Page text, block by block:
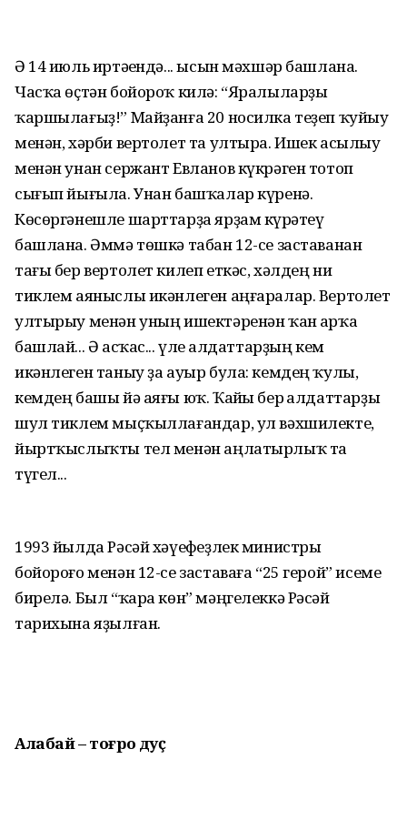
Ә 14 июль иртәһендә... ысын мәхшәр башлана.
Часҡа өҫтән бойороҡ килә: “Яралыларҙы
ҡаршылағыҙ!” Майҙанға 20 носилка теҙеп ҡуйыу
менән, хәрби вертолет та ултыра. Ишек асылыу
менән унан сержант Евланов күкрәген тотоп
сығып йығыла. Унан башҡалар күренә.
Көсөргәнешле шарттарҙа ярҙам күрһәтеү
башлана. Әммә төшкә табан 12-се заставанан
тағы бер вертолет килеп еткәс, хәлдең ни
тиклем аяныслы икәнлеген аңғаралар. Вертолет
ултырыу менән уның ишектәренән ҡан һарҡа
башлай... Ә асҡас... үле һалдаттарҙың кем
икәнлеген таныу ҙа ауыр була: кемдең ҡулы,
кемдең башы йә аяғы юҡ. Ҡайһы бер һалдаттарҙы
шул тиклем мыҫҡыллағандар, ул вәхшилекте,
йыртҡыслыҡты тел менән аңлатырлыҡ та
түгел...
1993 йылда Рәсәй хәүеф­һеҙ­лек министры
бойороғо ме­нән 12-се заставаға “25 герой” исеме
бирелә. Был “ҡара көн” мәңге­леккә Рәсәй
тарихына яҙылған.
Алабай – тоғро дуҫ